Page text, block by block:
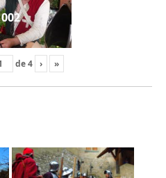
002
de4 › »